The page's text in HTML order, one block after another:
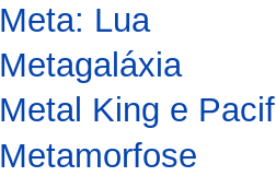
Meta: Lua
Metagaláxia
Metal King e
Metamorfose